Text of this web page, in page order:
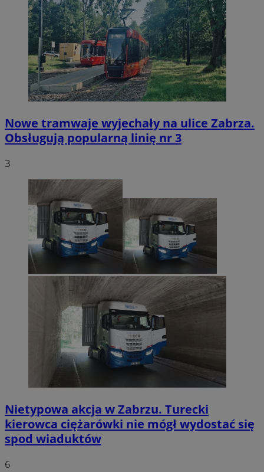
Nowe tramwaje wyjechały na ulice Zabrza.
Obsługują popularną linię nr 3
3
Nietypowa akcja w Zabrzu. Turecki
kierowca ciężarówki nie mógł wydostać się
spod wiaduktów
6